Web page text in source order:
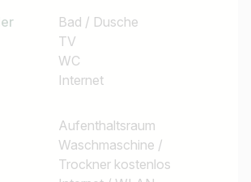
Bad / Dusche
TV
WC
Internet
Aufenthaltsraum
Waschmaschine /
Trockner kostenlos